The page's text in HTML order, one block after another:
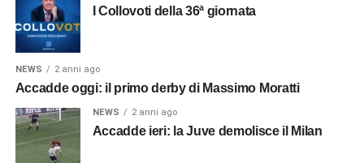
I Collovoti della 36ª giornata
NEWS 2 anni ago
Accadde oggi: il primo derby di Massimo Moratti
NEWS 2 anni ago
Accadde ieri: la Juve demolisce il Milan